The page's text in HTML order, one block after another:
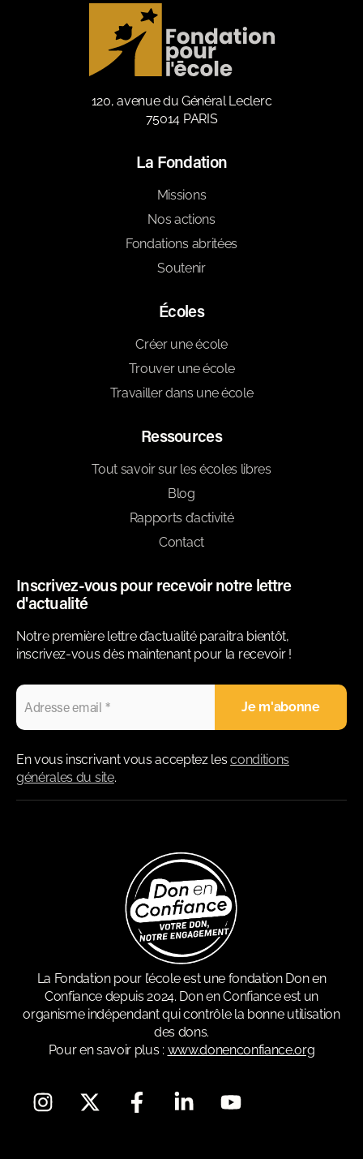
120, avenue du Général Leclerc
75014 PARIS
La Fondation
Missions
Nos actions
Fondations abritées
Soutenir
Écoles
Créer une école
Trouver une école
Travailler dans une école
Ressources
Tout savoir sur les écoles libres
Blog
Rapports d’activité
Contact
Inscrivez-vous pour recevoir notre lettre
d'actualité
Notre première lettre d’actualité paraitra bientôt,
inscrivez-vous dès maintenant pour la recevoir !
En vous inscrivant vous acceptez lesconditions
générales du site.
La Fondation pour l’école est une fondation Don en
Confiance depuis 2024. Don en Confiance est un
organisme indépendant qui contrôle la bonne utilisation
des dons.
Pour en savoir plus : www.donenconfiance.org